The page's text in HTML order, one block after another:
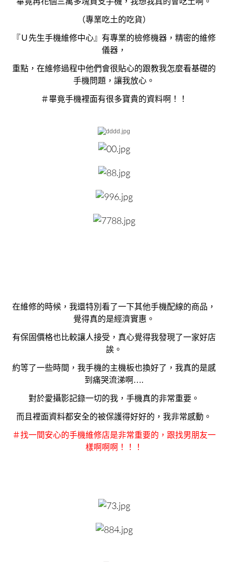
（專業吃土的吃貨）
『Ｕ先生手機維修中心』有專業的檢修機器，精密的維修
儀器，
重點，在維修過程中他們會很貼心的跟教我怎麼看基礎的
手機問題，讓我放心。
＃畢竟手機裡面有很多寶貴的資料啊！！
在維修的時候，我還特別看了一下其他手機配線的商品，
覺得真的是經濟實惠。
有保固價格也比較讓人接受，真心覺得我發現了一家好店
誒。
約等了一些時間，我手機的主機板也換好了，我真的是感
到痛哭流涕啊….
對於愛攝影記錄一切的我，手機真的非常重要。
而且裡面資料都安全的被保護得好好的，我非常感動。
＃找一間安心的手機維修店是非常重要的，跟找男朋友一
樣啊啊啊！！！